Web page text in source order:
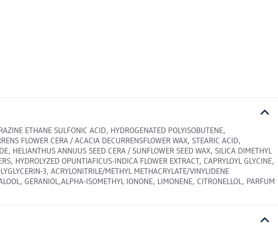
ETHANE SULFONIC ACID, HYDROGENATED POLYISOBUTENE,
FLOWER CERA / ACACIA DECURRENSFLOWER WAX, STEARIC ACID,
HELIANTHUS ANNUUS SEED CERA / SUNFLOWER SEED WAX, SILICA DIMETHYL
HYDROLYZED OPUNTIAFICUS-INDICA FLOWER EXTRACT, CAPRYLOYL GLYCINE,
3, ACRYLONITRILE/METHYL METHACRYLATE/VINYLIDENE
GERANIOL,ALPHA-ISOMETHYL IONONE, LIMONENE, CITRONELLOL, PARFUM